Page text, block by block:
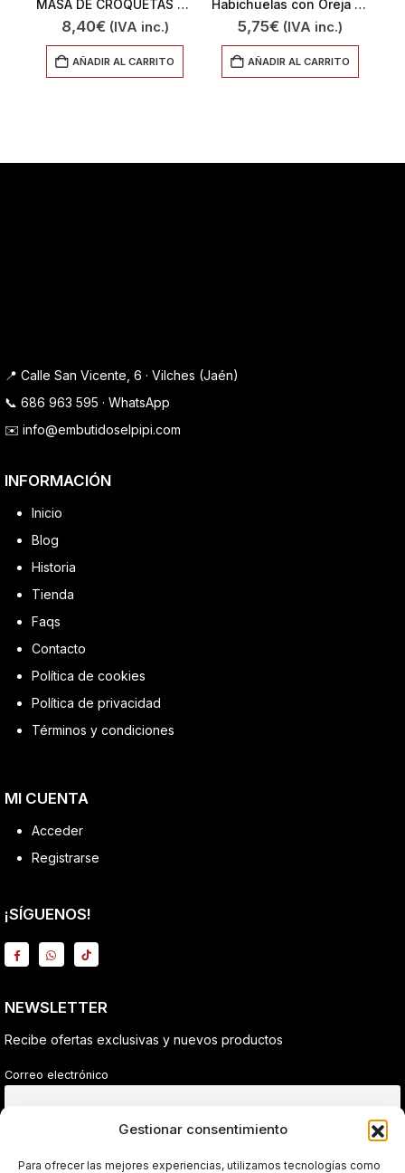
Gestionar consentimiento
Para ofrecer las mejores experiencias, utilizamos tecnologías como
MASA DE CROQUETAS CASERAS DE RABO DE TORO 600
8,40€ (IVA inc.)
AÑADIR AL CARRITO
Habichuelas con Oreja 500GR
5,75€ (IVA inc.)
AÑADIR AL CARRITO
📍 Calle San Vicente, 6 · Vilches (Jaén)
📞 686 963 595 · WhatsApp
✉️ info@embutidoselpipi.com
INFORMACIÓN
Inicio
Blog
Historia
Tienda
Faqs
Contacto
Política de cookies
Política de privacidad
Términos y condiciones
MI CUENTA
Acceder
Registrarse
¡SÍGUENOS!
NEWSLETTER
Recibe ofertas exclusivas y nuevos productos
Correo electrónico
He leído y acepto la política de privacidad.